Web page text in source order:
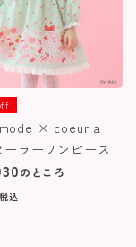
mode × coeur a
ラーワンピース
のところ
税込